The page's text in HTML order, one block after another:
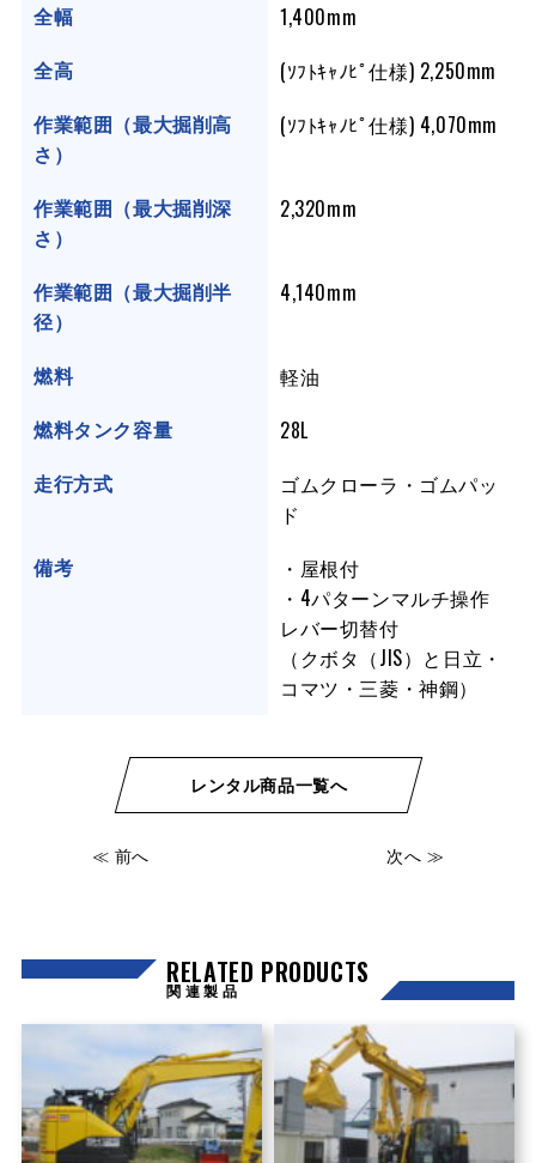
全幅 1,400mm
全高 (ｿﾌﾄｷｬﾉﾋﾟ仕様) 2,250mm
作業範囲（最大掘削高
さ）
(ｿﾌﾄｷｬﾉﾋﾟ仕様) 4,070mm
作業範囲（最大掘削深
さ）
2,320mm
作業範囲（最大掘削半
径）
4,140mm
燃料 軽油
燃料タンク容量 28L
走行方式
ゴムクローラ・ゴムパッ
ド
備考
・屋根付
・4パターンマルチ操作
レバー切替付
（クボタ（JIS）と日立・
コマツ・三菱・神鋼）
≪ 前へ
レンタル商品一覧へ
次へ ≫
RELATED PRODUCTS
関連製品